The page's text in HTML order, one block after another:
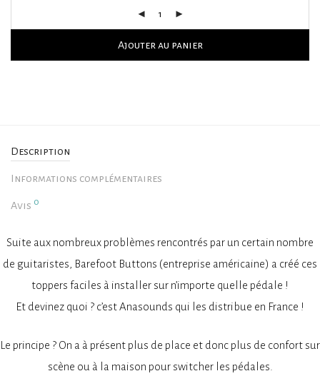
Ajouter au panier
Description
Informations complémentaires
Avis 0
Suite aux nombreux problèmes rencontrés par un certain nombre
de guitaristes, Barefoot Buttons (entreprise américaine) a créé ces
toppers faciles à installer sur n’importe quelle pédale !
Et devinez quoi ? c’est Anasounds qui les distribue en France !
Le principe ? On a à présent plus de place et donc plus de confort sur
scène ou à la maison pour switcher les pédales.